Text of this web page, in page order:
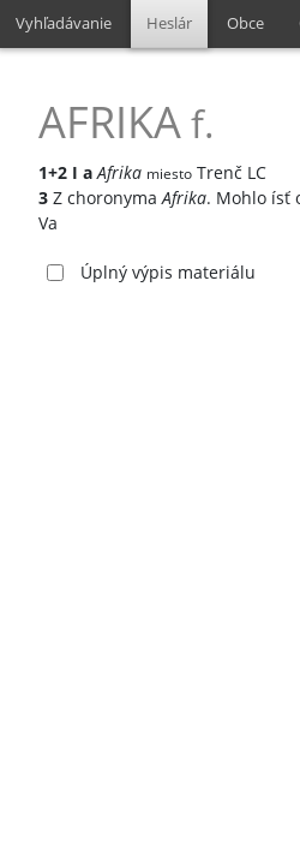
Vyhľadávanie Heslár Obce
AFRIKAf.
1+2 I a Afrika miesto Trenč LC
3 Z choronymaAfrika. Mohlo ísť
Va
Úplný výpis materiálu